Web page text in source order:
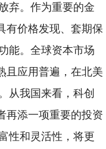
弃。作为重要的金
有价格发现、套期保
能。全球资本市场
且应用普遍，在北美
从我国来看，科创
再添一项重要的投资
性和灵活性，将更